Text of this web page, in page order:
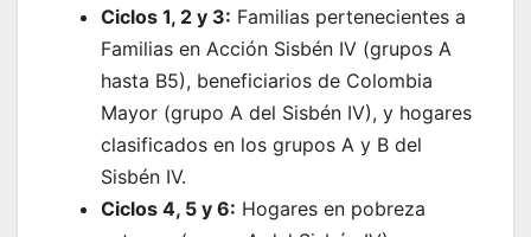
Ciclos 1, 2 y 3: Familias pertenecientes a
Familias en Acción Sisbén IV (grupos A
hasta B5), beneficiarios de Colombia
Mayor (grupo A del Sisbén IV), y hogares
clasificados en los grupos A y B del
Sisbén IV.
Ciclos 4, 5 y 6: Hogares en pobreza